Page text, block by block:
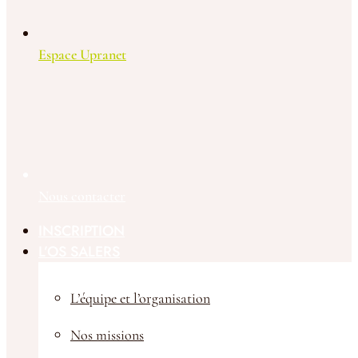
L’équipe et l’organisation
Nos missions
Espace Upranet